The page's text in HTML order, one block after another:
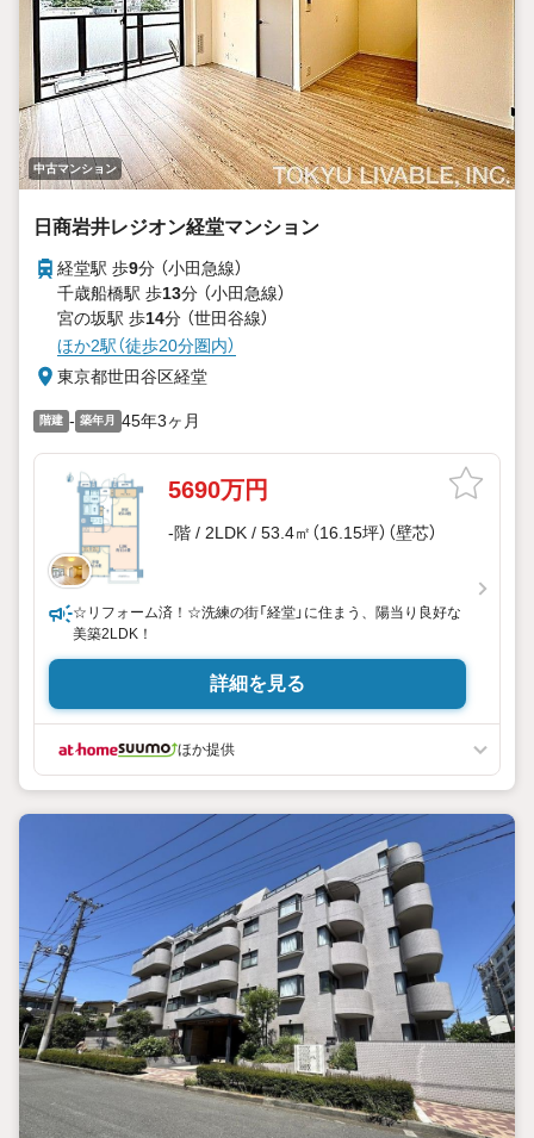
中古マンション
日商岩井レジオン経堂マンション
経堂駅 歩9分 （小田急線）
千歳船橋駅 歩13分 （小田急線）
宮の坂駅 歩14分 （世田谷線）
ほか2駅（徒歩20分圏内）
東京都世田谷区経堂
階建 - 築年月 45年3ヶ月
5690万円
-階 / 2LDK / 53.4㎡（16.15坪）（壁芯）
☆リフォーム済！☆洗練の街「経堂」に住まう、陽当り良好な
美築2LDK！
詳細を見る
ほか提供